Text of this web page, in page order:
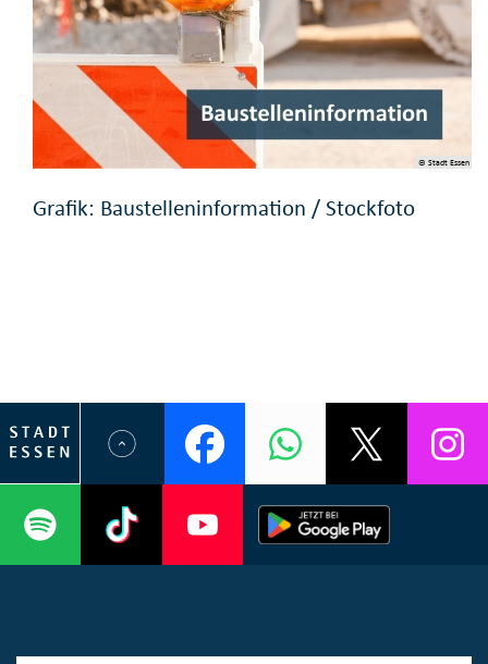
© Stadt Essen
Grafik: Baustelleninformation / Stockfoto